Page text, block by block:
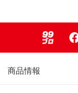
商品情報